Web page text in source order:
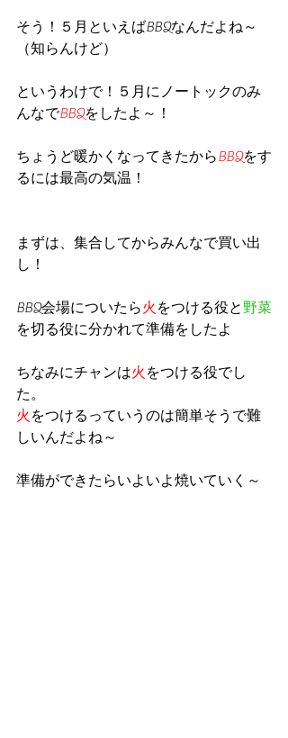
そう！５月といえばBBQなんだよね～
（知らんけど）
というわけで！５月にノートックのみ
んなでBBQをしたよ～！
ちょうど暖かくなってきたからBBQをす
るには最高の気温！
まずは、集合してからみんなで買い出
し！
BBQ会場についたら火 をつける役と野菜
を切る役に分かれて準備をしたよ
ちなみにチャンは火 をつける役でし
た。
火 をつけるっていうのは簡単そうで難
しいんだよね～
準備ができたらいよいよ焼いていく～